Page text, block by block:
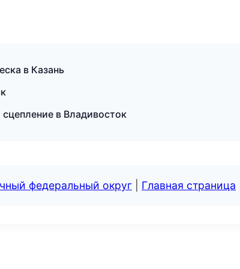
в Казань
в Владивосток
федеральный округ Главная страница